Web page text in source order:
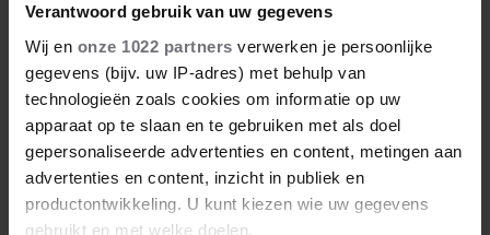
Verantwoord gebruik van uw gegevens
Wij en onze 1022 partners verwerken je persoonlijke
gegevens (bijv. uw IP-adres) met behulp van
technologieën zoals cookies om informatie op uw
apparaat op te slaan en te gebruiken met als doel
gepersonaliseerde advertenties en content, metingen aan
advertenties en content, inzicht in publiek en
productontwikkeling. U kunt kiezen wie uw gegevens
gebruikt en met welke doelen.
Kom je aan rond je buik in de
overgang? Dit is waarom